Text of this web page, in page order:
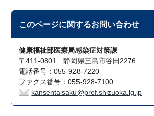
このページに関するお問い合わせ
健康福祉部医療局感染症対策課
〒411-0801 静岡県三島市谷田2276
電話番号：055-928-7220
ファクス番号：055-928-7100
kansentaisaku@pref.shizuoka.lg.jp